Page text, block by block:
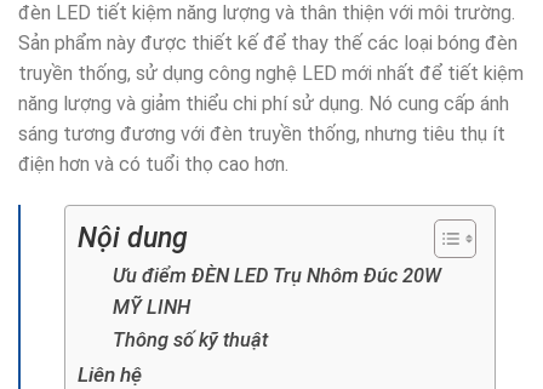
đèn LED tiết kiệm năng lượng và thân thiện với môi trường.
Sản phẩm này được thiết kế để thay thế các loại bóng đèn
truyền thống, sử dụng công nghệ LED mới nhất để tiết kiệm
năng lượng và giảm thiểu chi phí sử dụng. Nó cung cấp ánh
sáng tương đương với đèn truyền thống, nhưng tiêu thụ ít
điện hơn và có tuổi thọ cao hơn.
Nội dung
Ưu điểm ĐÈN LED Trụ Nhôm Đúc 20W
MỸ LINH
Thông số kỹ thuật
Liên hệ